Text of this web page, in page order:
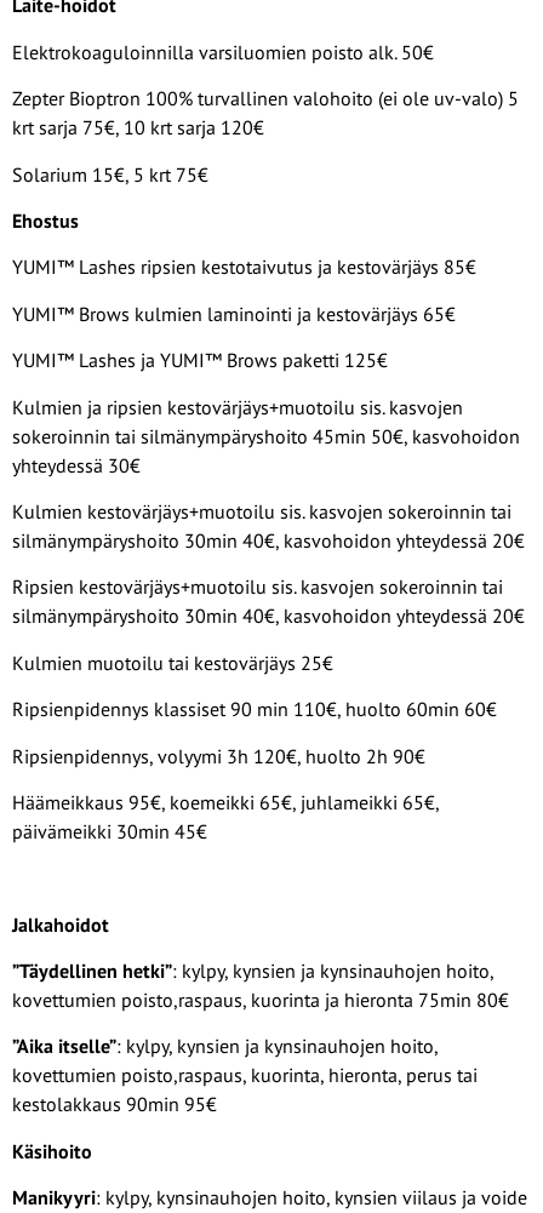
Laite-hoidot
Elektrokoaguloinnilla varsiluomien poisto alk. 50€
Zepter Bioptron 100% turvallinen valohoito (ei ole uv-valo) 5
krt sarja 75€, 10 krt sarja 120€
Solarium 15€, 5 krt 75€
Ehostus
YUMI™ Lashes ripsien kestotaivutus ja kestovärjäys 85€
YUMI™ Brows kulmien laminointi ja kestovärjäys 65€
YUMI™ Lashes ja YUMI™ Brows paketti 125€
Kulmien ja ripsien kestovärjäys+muotoilu sis. kasvojen
sokeroinnin tai silmänympäryshoito 45min 50€, kasvohoidon
yhteydessä 30€
Kulmien kestovärjäys+muotoilu sis. kasvojen sokeroinnin tai
silmänympäryshoito 30min 40€, kasvohoidon yhteydessä 20€
Ripsien kestovärjäys+muotoilu sis. kasvojen sokeroinnin tai
silmänympäryshoito 30min 40€, kasvohoidon yhteydessä 20€
Kulmien muotoilu tai kestovärjäys 25€
Ripsienpidennys klassiset 90 min 110€, huolto 60min 60€
Ripsienpidennys, volyymi 3h 120€, huolto 2h 90€
Häämeikkaus 95€, koemeikki 65€, juhlameikki 65€,
päivämeikki 30min 45€
Jalkahoidot
”Täydellinen hetki”: kylpy, kynsien ja kynsinauhojen hoito,
kovettumien poisto,raspaus, kuorinta ja hieronta 75min 80€
”Aika itselle”: kylpy, kynsien ja kynsinauhojen hoito,
kovettumien poisto,raspaus, kuorinta, hieronta, perus tai
kestolakkaus 90min 95€
Käsihoito
Manikyyri: kylpy, kynsinauhojen hoito, kynsien viilaus ja voide